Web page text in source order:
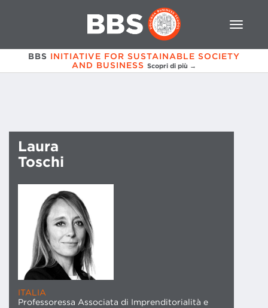
BBS INITIATIVE FOR SUSTAINABLE SOCIETY
AND BUSINESS Scopri di più →
Laura
Toschi
ITALIA
Professoressa Associata di Imprenditorialità e